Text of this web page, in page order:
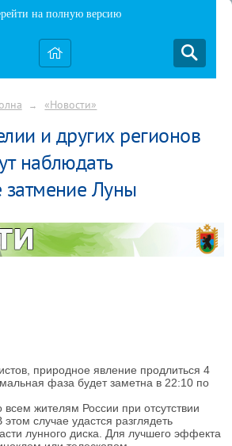
на полную версию
→ «Новости»
и других регионов
наблюдать
затмение Луны
природное явление продлиться 4
фаза будет заметна в 22:10 по
жителям России при отсутствии
случае удастся разглядеть
лунного диска. Для лучшего эффекта